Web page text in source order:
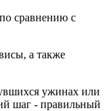
сравнению с
а также
ужинах или
шаг - правильный